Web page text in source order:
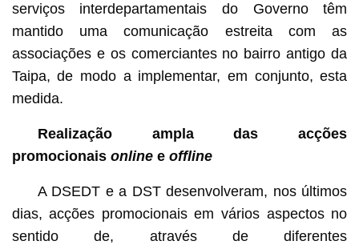
serviços interdepartamentais do Governo têm
mantido uma comunicação estreita com as
associações e os comerciantes no bairro antigo da
Taipa, de modo a implementar, em conjunto, esta
medida.
Realização ampla das acções
promocionais onlinee offline
A DSEDT e a DST desenvolveram, nos últimos
dias, acções promocionais em vários aspectos no
sentido de, através de diferentes